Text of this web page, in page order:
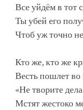
Все уйдём в тот
Ты убей его
Чтоб уж точно
Кто же, кто же
Весть пошлет
«Не творите
Мстят жестоко